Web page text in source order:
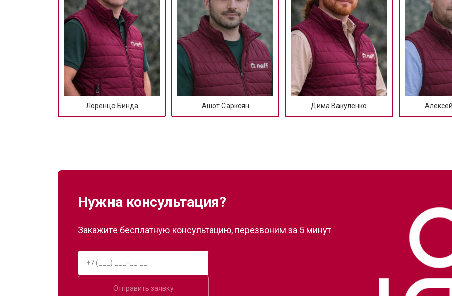
Лоренцо Бинда Ашот Сарксян Дима Вакуленко
Нужна консультация?
Закажите бесплатную консультацию, перезвоним за 5 минут
Отправить заявку